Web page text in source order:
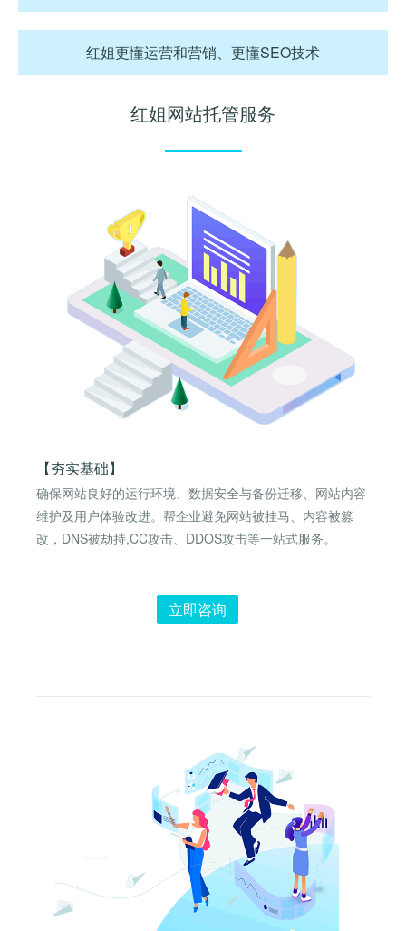
红姐更懂运营和营销、更懂SEO技术
红姐网站托管服务
【夯实基础】
确保网站良好的运行环境、数据安全与备份迁移、网站内容
维护及用户体验改进。帮企业避免网站被挂马、内容被篡
改，DNS被劫持,CC攻击、DDOS攻击等一站式服务。
立即咨询